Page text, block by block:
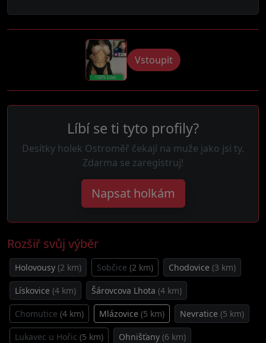
Vstoupit
Líbí se ti tyto profily?
Desítky holek Ostroměř čekají na muže jako jsi ty.
Zdarma se zaregistruj!
Napsat holkám
Rozšiř svůj výběr
Holovousy (2 km) Sobčice (2 km) Chodovice (3 km)
Lískovice (4 km) Šárovcova Lhota (4 km)
Chomutice (4 km) Mlázovice (5 km) Nevratice (5 km)
Lukavec u Hořic (5 km) Ohnišťany (6 km)